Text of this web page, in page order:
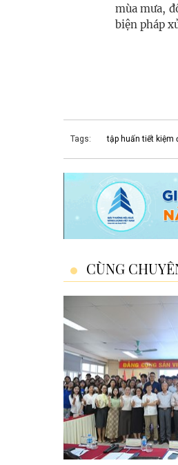
mùa mưa,
biện pháp
Tags: tập huấn tiết kiệm
CÙNG